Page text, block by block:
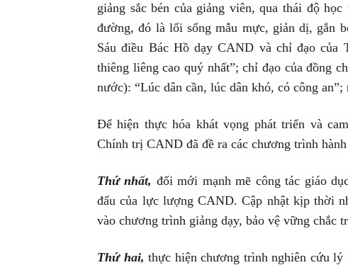
giảng sắc bén của giảng viên, qua thái độ
đường, đó là lối sống mẫu mực, giản dị, gắn
Sáu điều Bác Hồ dạy CAND và chỉ đạo của
thiêng liêng cao quý nhất”; chỉ đạo của đồng
nước): “Lúc dân cần, lúc dân khó, có công
Để hiện thực hóa khát vọng phát triển và
Chính trị CAND đã đề ra các chương trình
Thứ nhất, đổi mới mạnh mẽ công tác giáo
đấu của lực lượng CAND. Cập nhật kịp thời
vào chương trình giảng dạy, bảo vệ vững chắc
Thứ hai, thực hiện chương trình nghiên cứu